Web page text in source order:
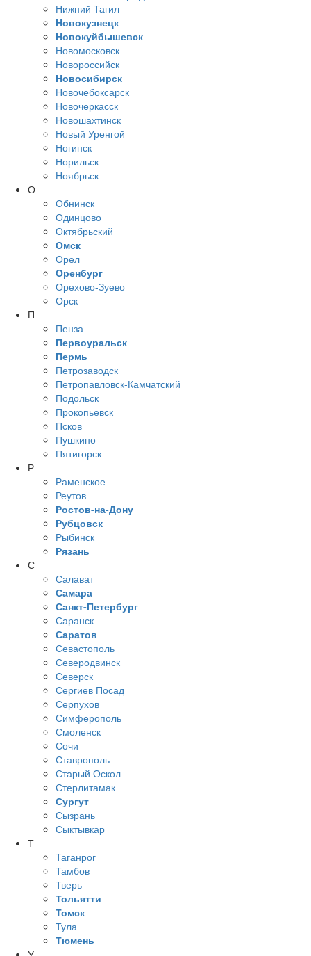
Нижний Тагил
Новокузнецк
Новокуйбышевск
Новомосковск
Новороссийск
Новосибирск
Новочебоксарск
Новочеркасск
Новошахтинск
Новый Уренгой
Ногинск
Норильск
Ноябрьск
О
Обнинск
Одинцово
Октябрьский
Омск
Орел
Оренбург
Орехово-Зуево
Орск
П
Пенза
Первоуральск
Пермь
Петрозаводск
Петропавловск-Камчатский
Подольск
Прокопьевск
Псков
Пушкино
Пятигорск
Р
Раменское
Реутов
Ростов-на-Дону
Рубцовск
Рыбинск
Рязань
С
Салават
Самара
Санкт-Петербург
Саранск
Саратов
Севастополь
Северодвинск
Северск
Сергиев Посад
Серпухов
Симферополь
Смоленск
Сочи
Ставрополь
Старый Оскол
Стерлитамак
Сургут
Сызрань
Сыктывкар
Т
Таганрог
Тамбов
Тверь
Тольятти
Томск
Тула
Тюмень